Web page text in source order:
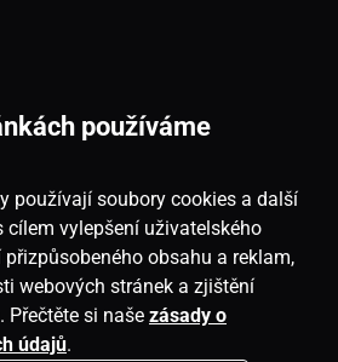
zpracování osobních údajů
používáme
používají soubory cookies a další
cílem vylepšení uživatelského
obsahu a reklam,
webových stránek a zjištění
Přečtěte si naše zásady o
údajů.